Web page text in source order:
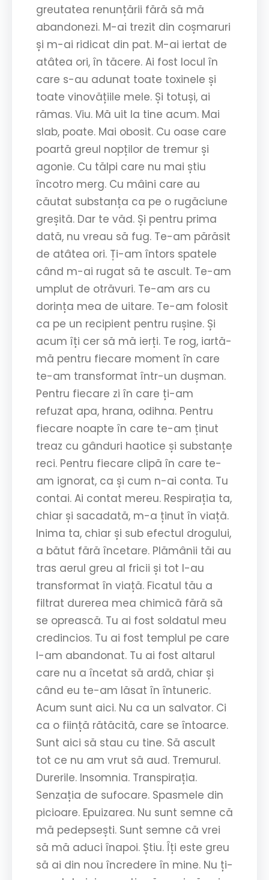
greutatea renunțării fără să mă
abandonezi. M-ai trezit din coșmaruri
și m-ai ridicat din pat. M-ai iertat de
atâtea ori, în tăcere. Ai fost locul în
care s-au adunat toate toxinele și
toate vinovățiile mele. Și totuși, ai
rămas. Viu. Mă uit la tine acum. Mai
slab, poate. Mai obosit. Cu oase care
poartă greul nopților de tremur și
agonie. Cu tălpi care nu mai știu
încotro merg. Cu mâini care au
căutat substanța ca pe o rugăciune
greșită. Dar te văd. Și pentru prima
dată, nu vreau să fug. Te-am părăsit
de atâtea ori. Ți-am întors spatele
când m-ai rugat să te ascult. Te-am
umplut de otrăvuri. Te-am ars cu
dorința mea de uitare. Te-am folosit
ca pe un recipient pentru rușine. Și
acum îți cer să mă ierți. Te rog, iartă-
mă pentru fiecare moment în care
te-am transformat într-un dușman.
Pentru fiecare zi în care ți-am
refuzat apa, hrana, odihna. Pentru
fiecare noapte în care te-am ținut
treaz cu gânduri haotice și substanțe
reci. Pentru fiecare clipă în care te-
am ignorat, ca și cum n-ai conta. Tu
contai. Ai contat mereu. Respirația ta,
chiar și sacadată, m-a ținut în viață.
Inima ta, chiar și sub efectul drogului,
a bătut fără încetare. Plămânii tăi au
tras aerul greu al fricii și tot l-au
transformat în viață. Ficatul tău a
filtrat durerea mea chimică fără să
se oprească. Tu ai fost soldatul meu
credincios. Tu ai fost templul pe care
l-am abandonat. Tu ai fost altarul
care nu a încetat să ardă, chiar și
când eu te-am lăsat în întuneric.
Acum sunt aici. Nu ca un salvator. Ci
ca o ființă rătăcită, care se întoarce.
Sunt aici să stau cu tine. Să ascult
tot ce nu am vrut să aud. Tremurul.
Durerile. Insomnia. Transpirația.
Senzația de sufocare. Spasmele din
picioare. Epuizarea. Nu sunt semne că
mă pedepsești. Sunt semne că vrei
să mă aduci înapoi. Știu. Îți este greu
să ai din nou încredere în mine. Nu ți-